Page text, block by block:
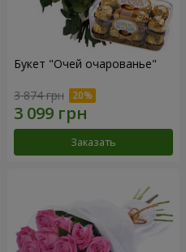
Букет "Очей очарованье"
3 874 грн
Заказать